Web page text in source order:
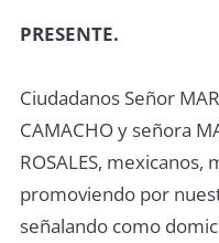
PRESENTE.
Ciudadanos Señor
CAMACHO y señora
ROSALES, mexicanos,
promoviendo por
señalando como